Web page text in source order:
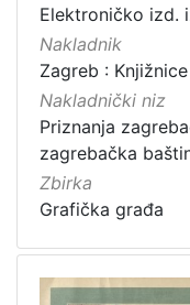
Elektroničko izd.
Nakladnik
Zagreb :
Nakladnički niz
Priznanja
zagrebačka
Zbirka
Grafička građa